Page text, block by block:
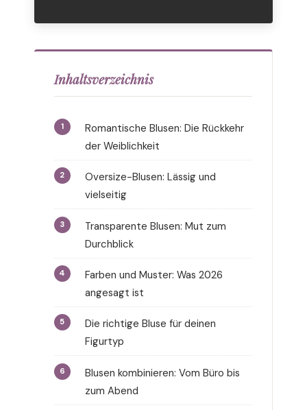
Inhaltsverzeichnis
Romantische Blusen: Die Rückkehr
der Weiblichkeit
Oversize-Blusen: Lässig und
vielseitig
Transparente Blusen: Mut zum
Durchblick
Farben und Muster: Was 2026
angesagt ist
Die richtige Bluse für deinen
Figurtyp
Blusen kombinieren: Vom Büro bis
zum Abend